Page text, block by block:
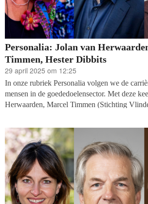
Personalia: Jolan van
Timmen, Hester Dibbits
29 april 2025 om 12:25
In onze rubriek Personalia volgen we de
mensen in de goededoelensector. Met deze
Herwaarden, Marcel Timmen (Stichting